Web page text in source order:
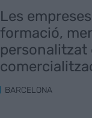
Les
formació,
personalitzat
BARCELONA